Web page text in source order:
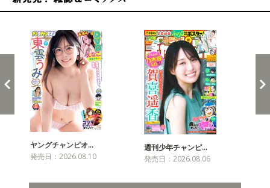
ヤングチャンピオ…
発売日：2026.08.10
週刊少年チャンピ…
発売日：2026.08.06